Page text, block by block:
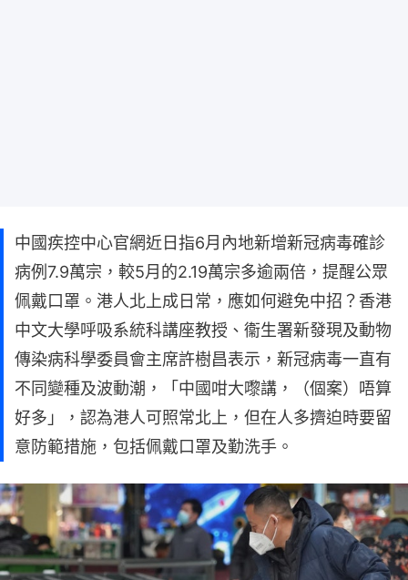
中國疾控中心官網近日指6月內地新增新冠病毒確診
病例7.9萬宗，較5月的2.19萬宗多逾兩倍，提醒公眾
佩戴口罩。港人北上成日常，應如何避免中招？香港
中文大學呼吸系統科講座教授、衞生署新發現及動物
傳染病科學委員會主席許樹昌表示，新冠病毒一直有
不同變種及波動潮，「中國咁大嚟講，（個案）唔算
好多」，認為港人可照常北上，但在人多擠迫時要留
意防範措施，包括佩戴口罩及勤洗手。